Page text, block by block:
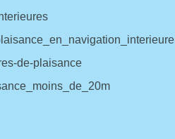
de-plaisance